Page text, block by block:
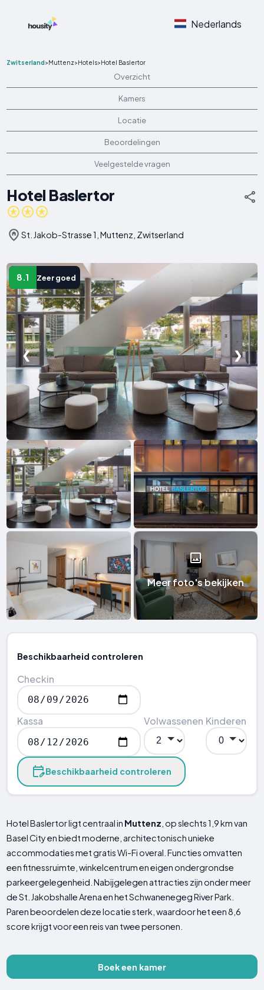
Nederlands
Zwitserland>Muttenz>Hotels>Hotel Baslertor
Overzicht
Kamers
Locatie
Beoordelingen
Veelgestelde vragen
Hotel Baslertor
St. Jakob-Strasse 1, Muttenz, Zwitserland
8.1 Zeer goed
❮ ❯
Meer foto's bekijken
Beschikbaarheid controleren
Checkin
Kassa Volwassenen Kinderen
Beschikbaarheid controleren
Hotel Baslertor ligt centraal in Muttenz , op slechts 1,9 km van
Basel City en biedt moderne, architectonisch unieke
accommodaties met gratis Wi-Fi overal. Functies omvatten
een fitnessruimte, winkelcentrum en eigen ondergrondse
parkeergelegenheid. Nabijgelegen attracties zijn onder meer
de St. Jakobshalle Arena en het Schwanenegeg River Park.
Paren beoordelen deze locatie sterk, waardoor het een 8,6
score krijgt voor een reis van twee personen.
Boek een kamer